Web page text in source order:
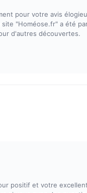
pour votre avis
"Homéose.fr" a été
d'autres découvertes.
positif et votre